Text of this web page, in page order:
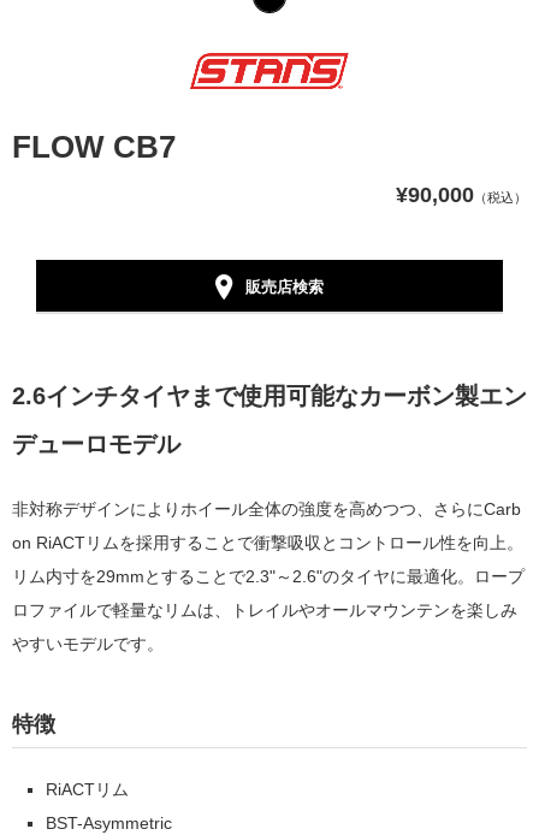
FLOW CB7
¥90,000 （税込）
販売店検索
2.6インチタイヤまで使用可能なカーボン製エン
デューロモデル
非対称デザインによりホイール全体の強度を高めつつ、さらにCarb
on RiACTリムを採用することで衝撃吸収とコントロール性を向上。
リム内寸を29mmとすることで2.3"～2.6"のタイヤに最適化。ロープ
ロファイルで軽量なリムは、トレイルやオールマウンテンを楽しみ
やすいモデルです。
特徴
RiACTリム
BST-Asymmetric